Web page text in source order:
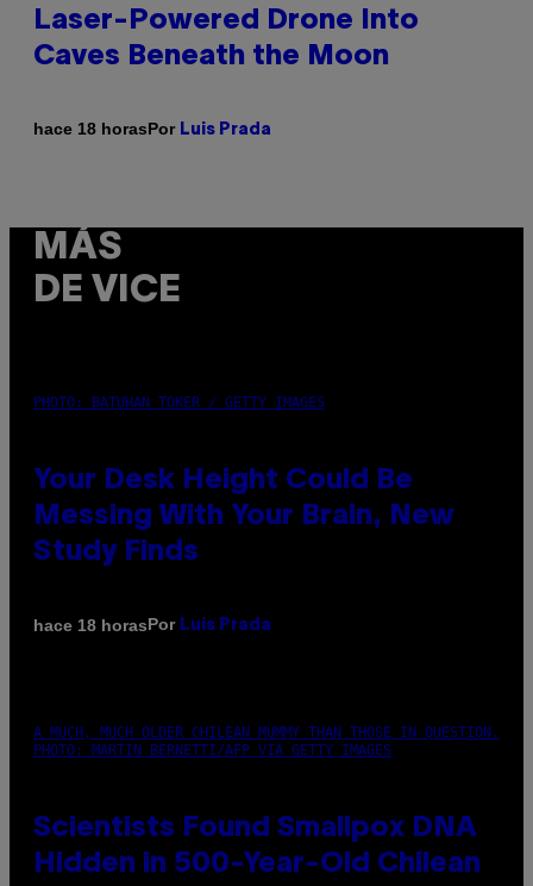
Laser-Powered Drone Into
Caves Beneath the Moon
hace 18 horasPor Luis Prada
MÁS
DE VICE
PHOTO: BATUHAN TOKER / GETTY IMAGES
Your Desk Height Could Be
Messing With Your Brain, New
Study Finds
hace 18 horasPor Luis Prada
A MUCH, MUCH OLDER CHILEAN MUMMY THAN THOSE IN QUESTION.
PHOTO: MARTIN BERNETTI/AFP VIA GETTY IMAGES
Scientists Found Smallpox DNA
Hidden in 500-Year-Old Chilean